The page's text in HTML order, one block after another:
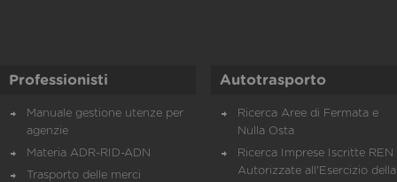
Professionisti
Manuale gestione utenze per
agenzie
Materia ADR-RID-ADN
Trasporto delle merci
Autotrasporto
Ricerca Aree di Fermata e
Nulla Osta
Ricerca Imprese Iscritte REN
Autorizzate all'Esercizio della